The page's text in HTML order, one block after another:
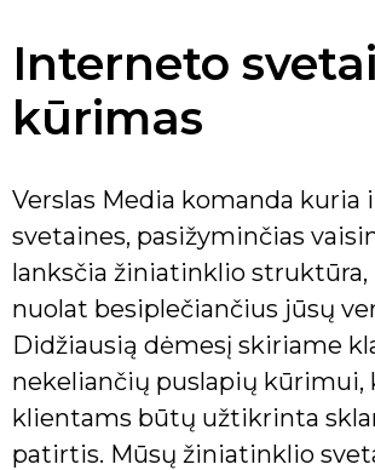
Interneto
kūrimas
Verslas Media komanda
svetaines, pasižyminčias
lanksčia žiniatinklio
nuolat besiplečiančius jūsų
Didžiausią dėmesį skiriame
nekeliančių puslapių kūrimui,
klientams būtų užtikrinta
patirtis. Mūsų žiniatinklio